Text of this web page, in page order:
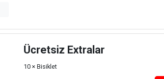
Ücretsiz Extralar
10 × Bisiklet